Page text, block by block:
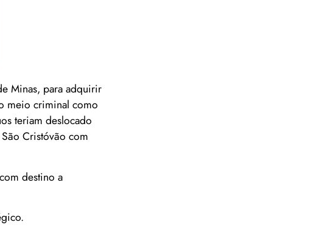
Minas, para adquirir
meio criminal como
teriam deslocado
Cristóvão com
destino a